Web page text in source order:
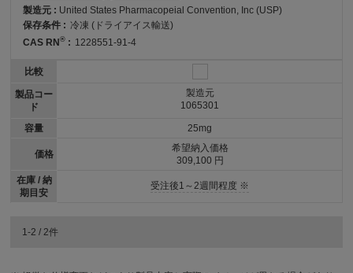
製造元 : United States Pharmacopeial Convention, Inc (USP)
保存条件 : 冷凍 (ドライアイス輸送)
CAS RN® : 1228551-91-4
比較
製品コー
ド
容量
価格
在庫 / 納
期目安
製造元
1065301
25mg
希望納入価格
309,100 円
受注後1～2週間程度 ※
1-2 / 2件